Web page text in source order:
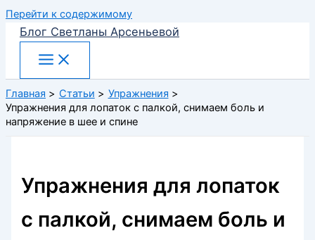
Перейти к содержимому
Блог Светланы Арсеньевой
Главная Статьи
Упражнения
Упражнения для лопаток с палкой, снимаем боль и
напряжение в шее и спине
Упражнения для лопаток
с палкой, снимаем боль и